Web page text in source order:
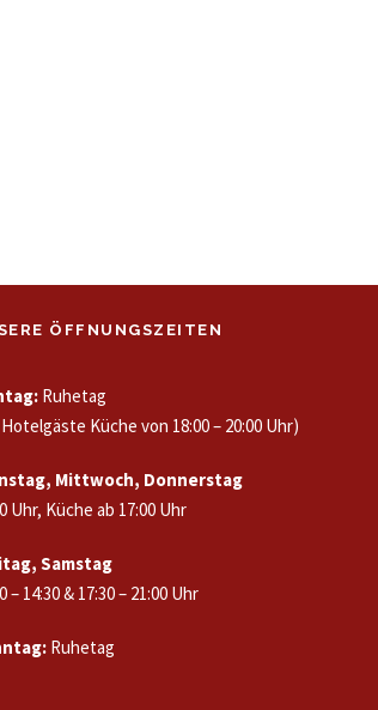
ÖFFNUNGSZEITEN
Ruhetag
Küche von 18:00 – 20:00 Uhr)
Mittwoch, Donnerstag
Uhr, Küche ab 17:00 Uhr
Samstag
– 14:30 & 17:30 – 21:00 Uhr
Ruhetag